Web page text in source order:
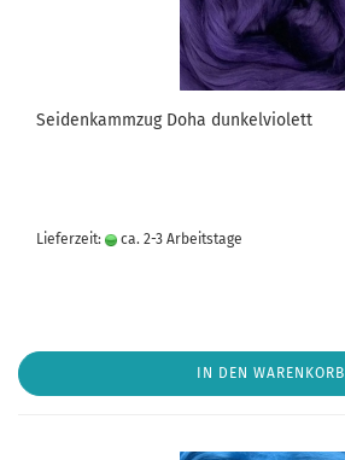
Seidenkammzug Doha dunkelviolett
Lieferzeit: ca. 2-3 Arbeitstage
IN DEN WARENKORB